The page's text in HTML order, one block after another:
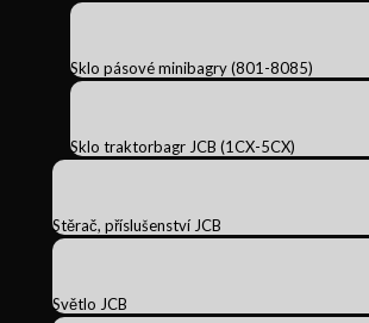
Sklo pásové minibagry (801-8085)
Sklo traktorbagr JCB (1CX-5CX)
Stěrač, příslušenství JCB
Světlo JCB